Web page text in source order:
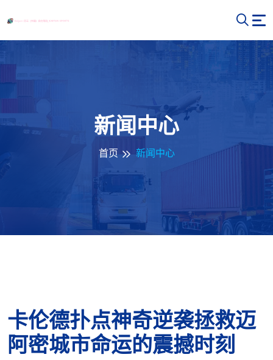
新闻中心
首页 新闻中心
卡伦德扑点神奇逆袭拯救迈
阿密城市命运的震撼时刻